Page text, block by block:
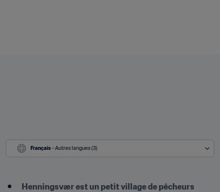
Français - Autres langues (3)
Henningsvær est un petit village de pêcheurs